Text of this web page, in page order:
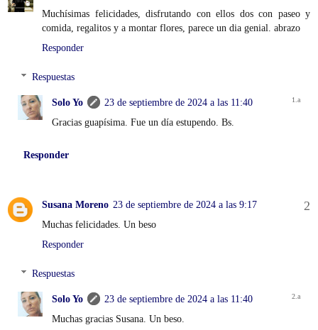
Muchísimas felicidades, disfrutando con ellos dos con paseo y
comida, regalitos y a montar flores, parece un dia genial. abrazo
Responder
Respuestas
Solo Yo
23 de septiembre de 2024 a las 11:40
Gracias guapísima. Fue un día estupendo. Bs.
Responder
Susana Moreno 23 de septiembre de 2024 a las 9:17
Muchas felicidades. Un beso
Responder
Respuestas
Solo Yo
23 de septiembre de 2024 a las 11:40
Muchas gracias Susana. Un beso.